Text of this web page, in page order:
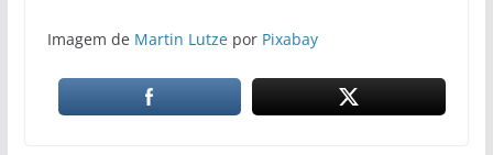
Imagem de Martin Lutzepor Pixabay